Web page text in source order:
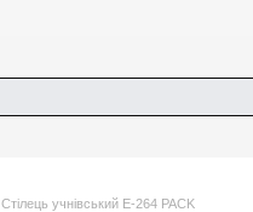
Стілець учнівський E-264 PACK